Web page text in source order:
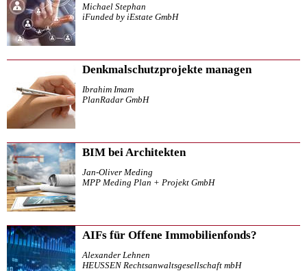
Michael Stephan
iFunded by iEstate GmbH
Denkmalschutzprojekte managen
Ibrahim Imam
PlanRadar GmbH
BIM bei Architekten
Jan-Oliver Meding
MPP Meding Plan + Projekt GmbH
AIFs für Offene Immobilienfonds?
Alexander Lehnen
HEUSSEN Rechtsanwaltsgesellschaft mbH